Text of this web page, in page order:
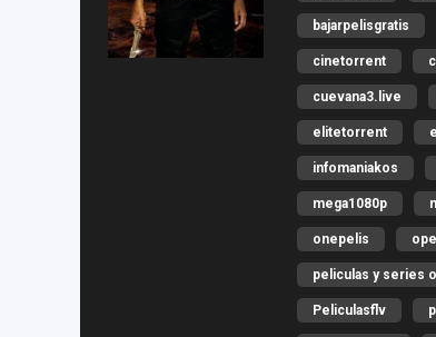
bajarpelisgratis
cinetorrent
cuevana3.live
elitetorrent
infomaniakos
mega1080p
onepelis
peliculas y series
Peliculasflv